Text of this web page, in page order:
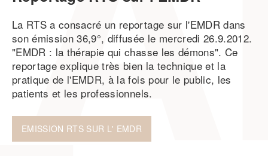
La RTS a consacré un reportage sur l'EMDR dans
son émission 36,9°, diffusée le mercredi 26.9.2012.
"EMDR : la thérapie qui chasse les démons". Ce
reportage explique très bien la technique et la
pratique de l'EMDR, à la fois pour le public, les
patients et les professionnels.
EMISSION RTS SUR L' EMDR